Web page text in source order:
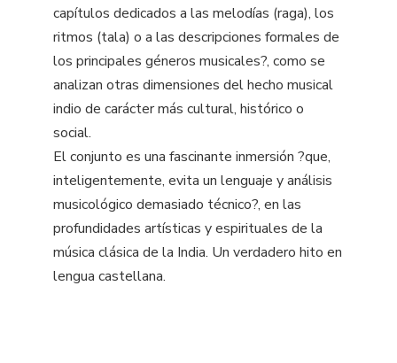
capítulos dedicados a las melodías (raga), los
ritmos (tala) o a las descripciones formales de
los principales géneros musicales?, como se
analizan otras dimensiones del hecho musical
indio de carácter más cultural, histórico o
social.
El conjunto es una fascinante inmersión ?que,
inteligentemente, evita un lenguaje y análisis
musicológico demasiado técnico?, en las
profundidades artísticas y espirituales de la
música clásica de la India. Un verdadero hito en
lengua castellana.